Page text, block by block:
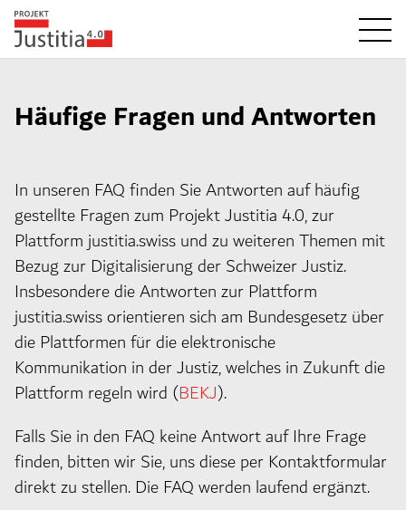
Häufige Fragen und Antworten
In unseren FAQ finden Sie Antworten auf häufig
gestellte Fragen zum Projekt Justitia 4.0, zur
Plattform justitia.swiss und zu weiteren Themen mit
Bezug zur Digitalisierung der Schweizer Justiz.
Insbesondere die Antworten zur Plattform
justitia.swiss orientieren sich am Bundesgesetz über
die Plattformen für die elektronische
Kommunikation in der Justiz, welches in Zukunft die
Plattform regeln wird (BEKJ).
Falls Sie in den FAQ keine Antwort auf Ihre Frage
finden, bitten wir Sie, uns diese per Kontaktformular
direkt zu stellen. Die FAQ werden laufend ergänzt.